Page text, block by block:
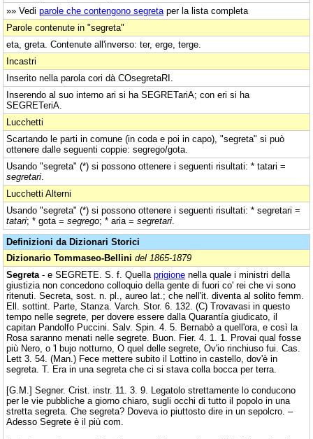
»» Vedi parole che contengono segreta per la lista completa
Parole contenute in "segreta"
eta, greta. Contenute all'inverso: ter, erge, terge.
Incastri
Inserito nella parola cori dà COsegretaRI.
Inserendo al suo interno ari si ha SEGRETariA; con eri si ha
SEGRETeriA.
Lucchetti
Scartando le parti in comune (in coda e poi in capo), "segreta" si può
ottenere dalle seguenti coppie: segrego/gota.
Usando "segreta" (*) si possono ottenere i seguenti risultati: * tatari =
segretari
Lucchetti Alterni
Usando "segreta" (*) si possono ottenere i seguenti risultati: * segretari =
tatari; * gota = segrego; * aria = segretari
Definizioni da Dizionari Storici
Dizionario Tommaseo-Bellini del 1865-1879
Segreta - e SEGRETE. S. f. Quella prigione nella quale i ministri della
giustizia non concedono colloquio della gente di fuori co' rei che vi sono
ritenuti. Secreta, sost. n. pl., aureo lat.; che nell'it. diventa al solito femm.
Ell. sottint. Parte, Stanza. Varch. Stor. 6. 132. (C) Trovavasi in questo
tempo nelle segrete, per dovere essere dalla Quarantía giudicato, il
capitan Pandolfo Puccini. Salv. Spin. 4. 5. Bernabò a quell'ora, e così la
Rosa saranno menati nelle segrete. Buon. Fier. 4. 1. 1. Provai qual fosse
più Nero, o 'l bujo notturno, O quel delle segrete, Ov'io rinchiuso fui. Cas.
Lett 3. 54. (Man.) Fece mettere subito il Lottino in castello, dov'è in
segreta. T. Era in una segreta che ci si stava colla bocca per terra.
[G.M.] Segner. Crist. instr. 11. 3. 9. Legatolo strettamente lo conducono
per le vie pubbliche a giorno chiaro, sugli occhi di tutto il popolo in una
stretta segreta. Che segreta? Doveva io piuttosto dire in un sepolcro. –
Adesso Segrete è il più com.